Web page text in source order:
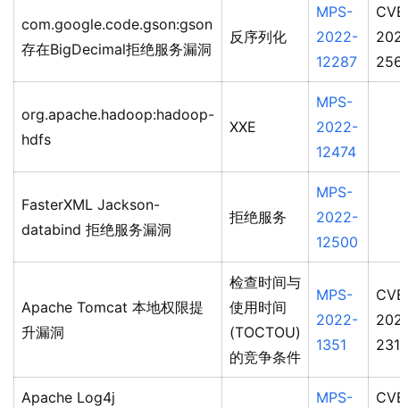
com.google.code.gson:gson
存在BigDecimal拒绝服务漏洞
反序列化
MPS-
2022-
12287
org.apache.hadoop:hadoop-
hdfs
XXE
MPS-
2022-
12474
FasterXML Jackson-
databind 拒绝服务漏洞
拒绝服务
MPS-
2022-
12500
Apache Tomcat 本地权限提
升漏洞
检查时间与
使用时间
(TOCTOU)
的竞争条件
MPS-
2022-
1351
Apache Log4j
MPS-